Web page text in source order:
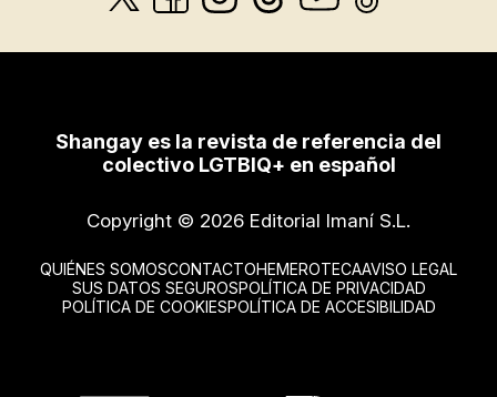
Shangay es la revista de referencia del
colectivo LGTBIQ+ en español
Copyright © 2026 Editorial Imaní S.L.
QUIÉNES SOMOSCONTACTOHEMEROTECAAVISO LEGAL
SUS DATOS SEGUROSPOLÍTICA DE PRIVACIDAD
POLÍTICA DE COOKIESPOLÍTICA DE ACCESIBILIDAD